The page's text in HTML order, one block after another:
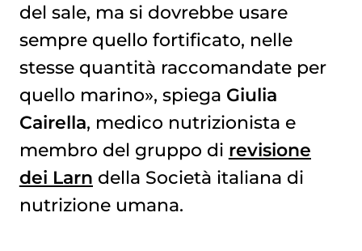
del sale, ma si dovrebbe usare
sempre quello fortificato, nelle
stesse quantità raccomandate per
quello marino», spiega Giulia
Cairella, medico nutrizionista e
membro del gruppo di revisione
dei Larn della Società italiana di
nutrizione umana.